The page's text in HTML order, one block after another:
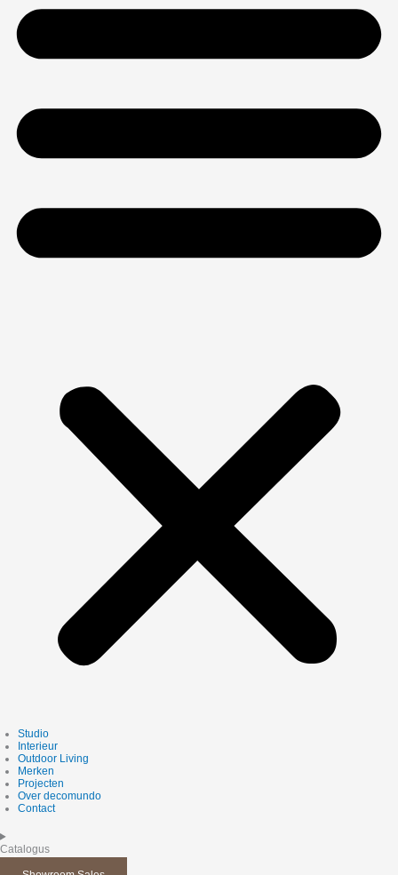
Studio
Interieur
Outdoor Living
Merken
Projecten
Over decomundo
Contact
Catalogus